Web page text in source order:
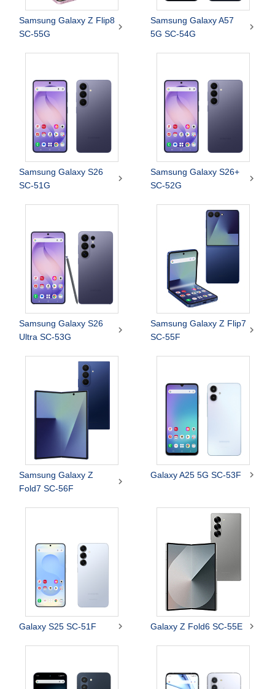
Samsung Galaxy Z Flip8
SC-55G

Samsung Galaxy A57
5G SC-54G

Samsung Galaxy S26
SC-51G

Samsung Galaxy S26+
SC-52G

Samsung Galaxy S26
Ultra SC-53G

Samsung Galaxy Z Flip7
SC-55F

Samsung Galaxy Z
Fold7 SC-56F

Galaxy A25 5G SC-53F 
Galaxy S25 SC-51F  Galaxy Z Fold6 SC-55E 